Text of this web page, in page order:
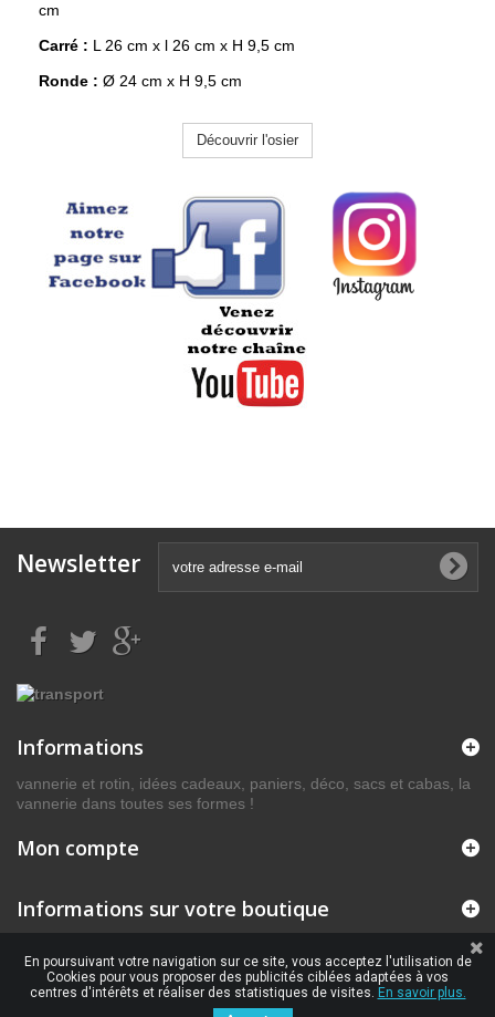
cm
Carré : L 26 cm x l 26 cm x H 9,5 cm
Ronde : Ø 24 cm x H 9,5 cm
Découvrir l'osier
Newsletter
Informations
vannerie et rotin, idées cadeaux, paniers, déco, sacs et cabas, la
vannerie dans toutes ses formes !
Mon compte
Informations sur votre boutique
En poursuivant votre navigation sur ce site, vous acceptez l'utilisation de
Cookies pour vous proposer des publicités ciblées adaptées à vos
centres d'intérêts et réaliser des statistiques de visites. En savoir plus.